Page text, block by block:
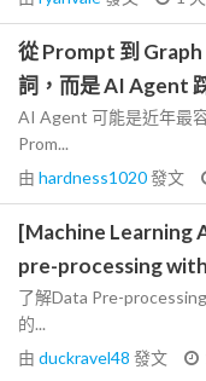
從 Prompt 到
詞，而是 AI Agent
AI Agent 可能是近年最
Prom...
由 hardness1020發文
[Machine Learning
pre-processing
了解Data Pre-
的...
由 duckravel48 發文